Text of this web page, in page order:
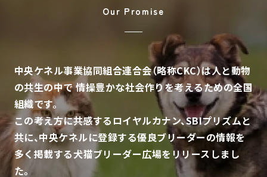
中央ケネル事業協同組合連合会（略称CKC）は人と動物
の共生の中で情操豊かな社会作りを考えるための全国
組織です。
この考え方に共感するロイヤルカナン、SBIプリズムと
共に、中央ケネルに登録する優良ブリーダーの情報を
多く掲載する犬猫ブリーダー広場をリリースしまし
た。